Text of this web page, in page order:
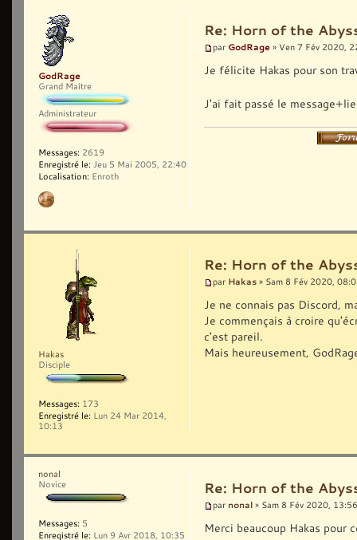
Re: Horn of the
par GodRage » Ven 7 Fév 2020,
Je félicite Hakas pour son
J'ai fait passé le
GodRage
Grand Maître
Administrateur
Messages: 2619
Enregistré le: Jeu 5 Mai 2005, 22:40
Localisation: Enroth
Re: Horn of the
par Hakas » Sam 8 Fév 2020,
Je ne connais pas Discord,
Je commençais à croire
c'est pareil.
Mais heureusement,
Hakas
Disciple
Messages: 173
Enregistré le: Lun 24 Mar 2014,
10:13
Re: Horn of the
par nonal » Sam 8 Fév 2020, 13:56
Merci beaucoup Hakas pour
nonal
Novice
Messages: 5
Enregistré le: Lun 9 Avr 2018, 10:35